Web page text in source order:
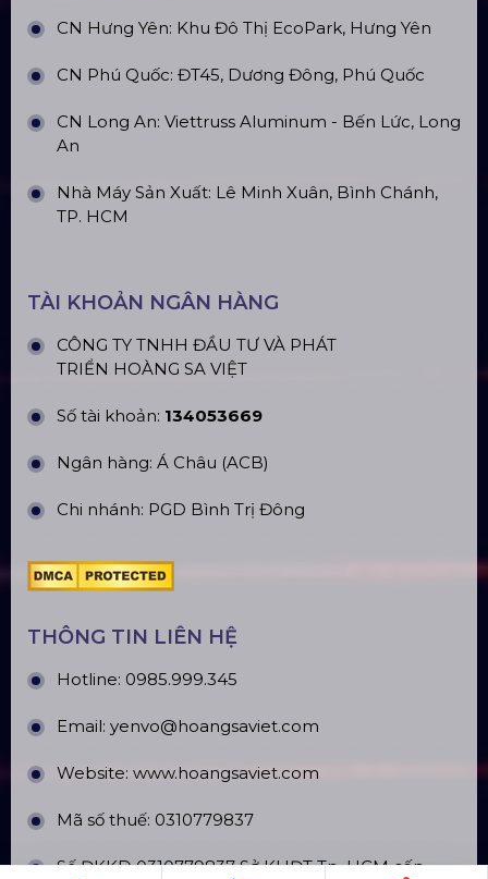
CN Hưng Yên: Khu Đô Thị EcoPark, Hưng Yên
CN Phú Quốc: ĐT45, Dương Đông, Phú Quốc
CN Long An: Viettruss Aluminum - Bến Lức, Long
An
Nhà Máy Sản Xuất: Lê Minh Xuân, Bình Chánh,
TP. HCM
TÀI KHOẢN NGÂN HÀNG
CÔNG TY TNHH ĐẦU TƯ VÀ PHÁT
TRIỂN HOÀNG SA VIỆT
Số tài khoản: 134053669
Ngân hàng: Á Châu (ACB)
Chi nhánh: PGD Bình Trị Đông
THÔNG TIN LIÊN HỆ
Hotline: 0985.999.345
Email: yenvo@hoangsaviet.com
Website: www.hoangsaviet.com
Mã số thuế: 0310779837
Số ĐKKD 0310779837 Sở KHĐT Tp. HCM cấp